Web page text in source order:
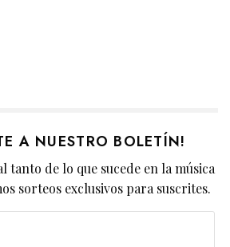
A NUESTRO BOLETÍN!
tanto de lo que sucede en la música
sorteos exclusivos para suscrites.